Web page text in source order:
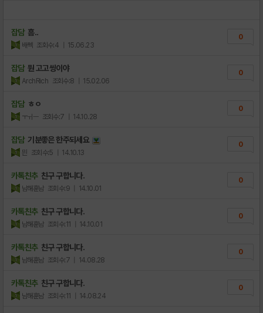
잡담 흠..
배쎅 조회수:4 | 15.06.23
0
잡담 뭔 고고씽이야
ArchRich 조회수:8 | 15.02.06
0
잡담 ㅎㅇ
ㅜㅟㅡ 조회수:7 | 14.10.28
0
잡담 기분좋은 한주되세요
믠 조회수:5 | 14.10.13
0
카톡친추 친구 구합니다.
남해훈남 조회수:9 | 14.10.01
0
카톡친추 친구 구합니다.
남해훈남 조회수:11 | 14.10.01
0
카톡친추 친구 구합니다.
남해훈남 조회수:7 | 14.08.28
0
카톡친추 친구 구합니다.
남해훈남 조회수:11 | 14.08.24
0